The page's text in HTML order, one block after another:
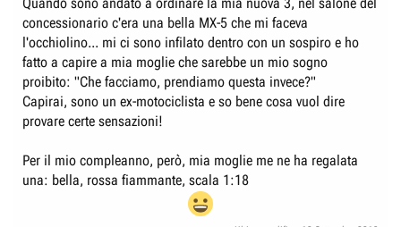
concessionario c'era una bella MX-5 che mi faceva
l'occhiolino... mi ci sono infilato dentro con un sospiro e ho
fatto a capire a mia moglie che sarebbe un mio sogno
proibito: "Che facciamo, prendiamo questa invece?"
Capirai, sono un ex-motociclista e so bene cosa vuol dire
provare certe sensazioni!
Per il mio compleanno, però, mia moglie me ne ha regalata
una: bella, rossa fiammante, scala 1:18